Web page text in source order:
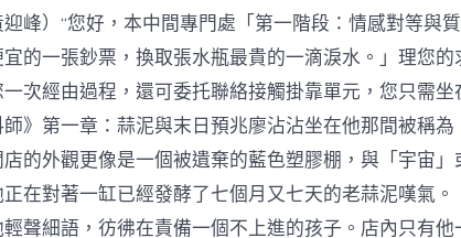
拖
&#32
億
嵐
辦
公
家
具;
多
人
峰）“您好，本中間專門處「第一階段：情感對等與
的一張鈔票，換取張水瓶最貴的一滴淚水。」理您的
次經由過程，還可委托聯絡接觸掛靠單元，您只需坐
師》第一章：蒜泥與末日預兆廖沾沾坐在他那間被稱為
的外觀更像是一個被遺棄的藍色塑膠棚，與「宇宙」
在對著一缸已經發酵了七個月又七天的老蒜泥嘆氣。
聲細語，彷彿在責備一個不上進的孩子。店內只有他